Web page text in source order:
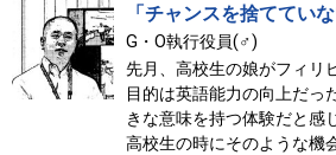
「チャンスを捨てていな
G・O執行役員(♂)
先月、高校生の娘がフィリ
目的は英語能力の向上だっ
きな意味を持つ体験だと感
高校生の時にそのような機